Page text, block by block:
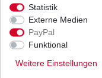
Impressum
Statistik
Externe Medien
PayPal
Funktional
Weitere Einstellungen